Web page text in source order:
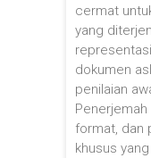
cermat
yang
dokumen
penilaian
Penerjemah
format, dan
khusus